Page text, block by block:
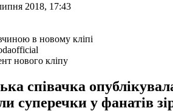
2018, 17:43
нового кліпу
співачка
суперечки у фанатів